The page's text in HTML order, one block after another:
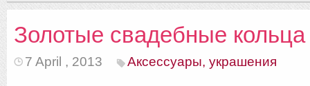
Золотые свадебные кольца
7 April , 2013 Аксессуары, украшения